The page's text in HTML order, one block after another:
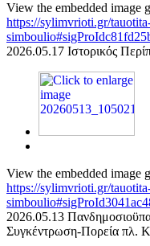
View the embedded image
https://sylimvrioti.gr/
2026.05.17 Ιστορικός
View the embedded image
https://sylimvrioti.gr/
2026.05.13
Συγκέντρωση-Πορεία πλ.